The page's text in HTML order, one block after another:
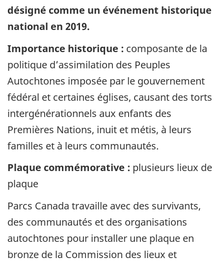
désigné comme un événement historique
national en 2019.
Importance historique : composante de la
politique d’assimilation des Peuples
Autochtones imposée par le gouvernement
fédéral et certaines églises, causant des torts
intergénérationnels aux enfants des
Premières Nations, inuit et métis, à leurs
familles et à leurs communautés.
Plaque commémorative : plusieurs lieux de
plaque
Parcs Canada travaille avec des survivants,
des communautés et des organisations
autochtones pour installer une plaque en
bronze de la Commission des lieux et